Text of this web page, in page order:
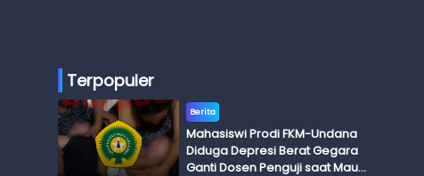
Terpopuler
Berita
Mahasiswi Prodi FKM-Undana
Diduga Depresi Berat Gegara
Ganti Dosen Penguji saat Mau